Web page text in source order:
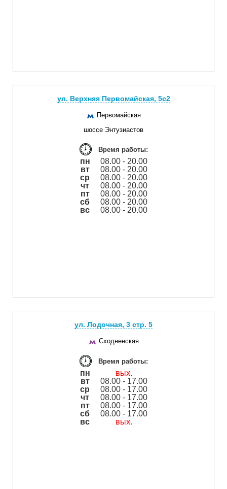
ул. Верхняя Первомайская, 5с2
Первомайская
шоссе Энтузиастов
Время работы:
пн
08.00 - 20.00
вт
08.00 - 20.00
ср
08.00 - 20.00
чт
08.00 - 20.00
пт
08.00 - 20.00
сб
08.00 - 20.00
вс
08.00 - 20.00
ул. Лодочная, 3 cтр. 5
Сходненская
Время работы:
пн
вых.
вт
08.00 - 17.00
ср
08.00 - 17.00
чт
08.00 - 17.00
пт
08.00 - 17.00
сб
08.00 - 17.00
вс
вых.